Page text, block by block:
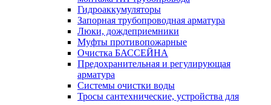
Гидроаккумуляторы
Запорная трубопроводная арматура
Люки, дождеприемники
Муфты противопожарные
Очистка БАССЕЙНА
Предохранительная и регулирующая
арматура
Системы очистки воды
Тросы сантехнические, устройства для